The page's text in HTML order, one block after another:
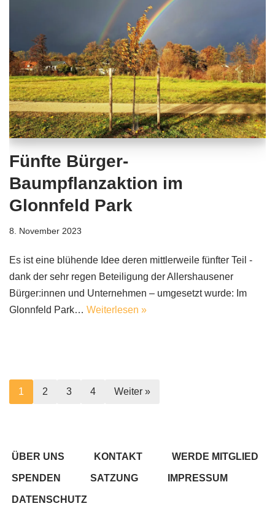
Fünfte Bürger-
Baumpflanzaktion im
Glonnfeld Park
8. November 2023
Es ist eine blühende Idee deren mittlerweile fünfter Teil -
dank der sehr regen Beteiligung der Allershausener
Bürger:innen und Unternehmen – umgesetzt wurde: Im
Glonnfeld Park… Weiterlesen »
1 2 3 4 Weiter »
ÜBER UNS KONTAKT WERDE MITGLIED
SPENDEN SATZUNG IMPRESSUM
DATENSCHUTZ